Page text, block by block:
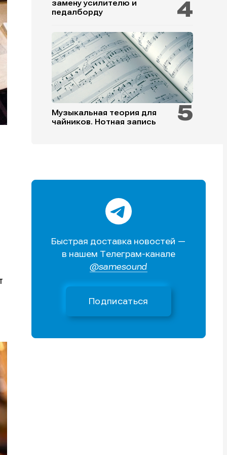
замену усилителю и
педалборду
Музыкальная теория для
чайников. Нотная запись
Быстрая доставка новостей —
в нашем Телеграм-канале
@samesound
Подписаться